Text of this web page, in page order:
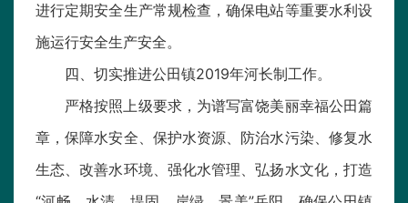
进行定期安全生产常规检查，确保电站等重要水利设
施运行安全生产安全。
四、切实推进公田镇2019年河长制工作。
严格按照上级要求，为谱写富饶美丽幸福公田篇
章，保障水安全、保护水资源、防治水污染、修复水
生态、改善水环境、强化水管理、弘扬水文化，打造